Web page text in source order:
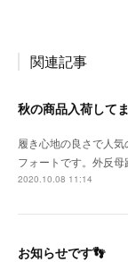
関連記事
秋の商品入荷してま
履き心地の良さで人
フォートです。外反
2020.10.08 11:14
お知らせです👣